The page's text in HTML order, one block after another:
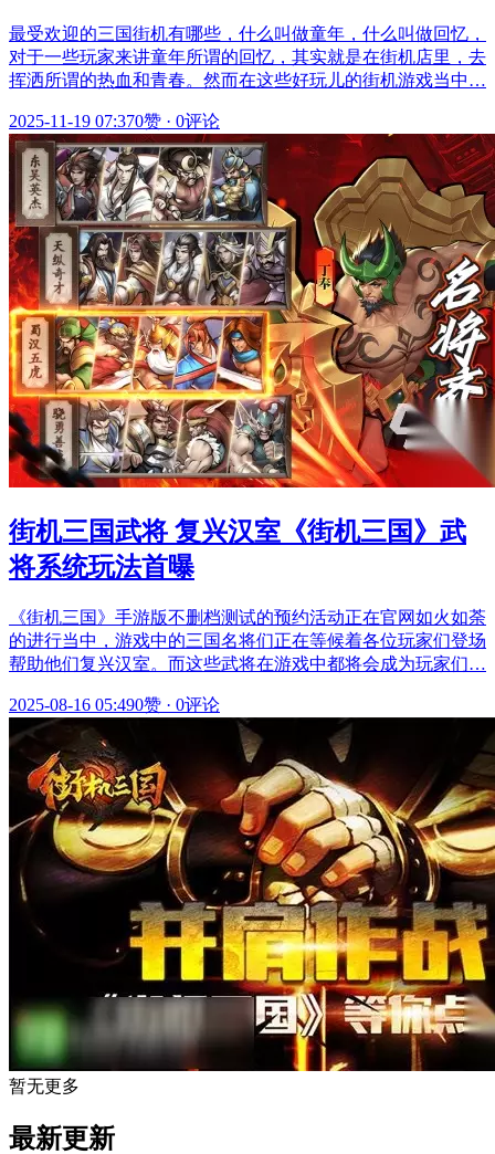
最受欢迎的三国街机有哪些，什么叫做童年，什么叫做回忆，
对于一些玩家来讲童年所谓的回忆，其实就是在街机店里，去
挥洒所谓的热血和青春。然而在这些好玩儿的街机游戏当中…
2025-11-19 07:370赞 · 0评论
街机三国武将 复兴汉室《街机三国》武
将系统玩法首曝
《街机三国》手游版不删档测试的预约活动正在官网如火如荼
的进行当中，游戏中的三国名将们正在等候着各位玩家们登场
帮助他们复兴汉室。而这些武将在游戏中都将会成为玩家们…
2025-08-16 05:490赞 · 0评论
暂无更多
最新更新